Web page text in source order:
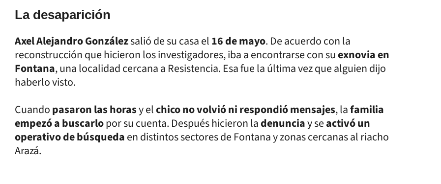
La desaparición
Axel Alejandro Gonzálezsalió de su casa el16 de mayo. De acuerdo con la
reconstrucción que hicieron los investigadores, iba a encontrarse con suexnovia en
Fontana, una localidad cercana a Resistencia. Esa fue la última vez que alguien dijo
haberlo visto.
Cuandopasaron las horasy elchico no volvió ni respondió mensajes, lafamilia
empezó a buscarlopor su cuenta. Después hicieron ladenunciay seactivó un
operativo de búsquedaen distintos sectores de Fontana y zonas cercanas al riacho
Arazá.